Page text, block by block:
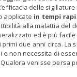
delle
applicate in tempi
alla malattia del
ed è più
due anni circa. La
e non necessita di
venisse persa